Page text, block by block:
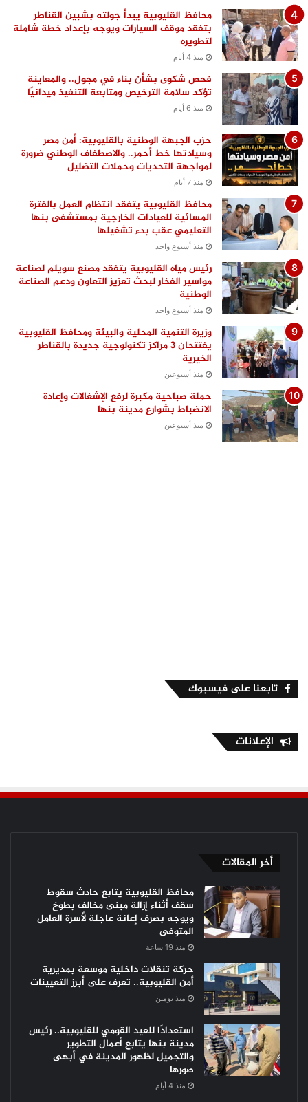
محافظ القليوبية يبدأ جولته بشبين القناطر
بتفقد موقف السيارات ويوجه بإعداد خطة شاملة
لتطويره
منذ 4 أيام
فحص شكوى بشأن بناء في مجول.. والمعاينة
تؤكد سلامة الترخيص ومتابعة التنفيذ ميدانيًا
منذ 6 أيام
حزب الجبهة الوطنية بالقليوبية: أمن مصر
وسيادتها خط أحمر.. والاصطفاف الوطني ضرورة
لمواجهة التحديات وحملات التضليل
منذ 7 أيام
محافظ القليوبية يتفقد انتظام العمل بالفترة
المسائية للعيادات الخارجية بمستشفى بنها
التعليمي عقب بدء تشغيلها
منذ أسبوع واحد
رئيس مياه القليوبية يتفقد مصنع سويلم لصناعة
مواسير الفخار لبحث تعزيز التعاون ودعم الصناعة
الوطنية
منذ أسبوع واحد
وزيرة التنمية المحلية والبيئة ومحافظ القليوبية
يفتتحان 3 مراكز تكنولوجية جديدة بالقناطر
الخيرية
منذ أسبوعين
حملة صباحية مكبرة لرفع الإشغالات وإعادة
الانضباط بشوارع مدينة بنها
منذ أسبوعين
تابعنا على فيسبوك
الإعلانات
أخر المقالات
محافظ القليوبية يتابع حادث سقوط
سقف أثناء إزالة مبنى مخالف بطوخ
ويوجه بصرف إعانة عاجلة لأسرة العامل
المتوفى
منذ 19 ساعة
حركة تنقلات داخلية موسعة بمديرية
أمن القليوبية.. تعرف على أبرز التعيينات
منذ يومين
استعدادًا للعيد القومي للقليوبية.. رئيس
مدينة بنها يتابع أعمال التطوير
والتجميل لظهور المدينة في أبهى
صورها
منذ 4 أيام